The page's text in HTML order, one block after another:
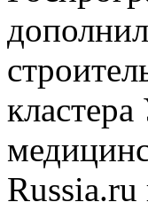
Russia.ru